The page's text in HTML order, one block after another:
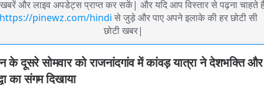
खबरें और लाइव अपडेट्स प्राप्त कर सकें| और यदि आप विस्तार से पढ़ना चाहते
https://pinewz.com/hindi से जुड़े और पाए अपने इलाके की हर छोटी सी
छोटी खबर|
के दूसरे सोमवार को राजनांदगांव में कांवड़ यात्रा ने देशभक्ति और
का संगम दिखाया